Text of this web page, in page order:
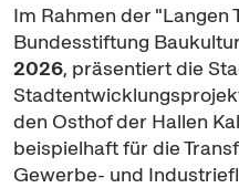
Im Rahmen der "Langen
Bundesstiftung
2026, präsentiert die
den Osthof der Hallen
beispielhaft für die
Gewerbe- und